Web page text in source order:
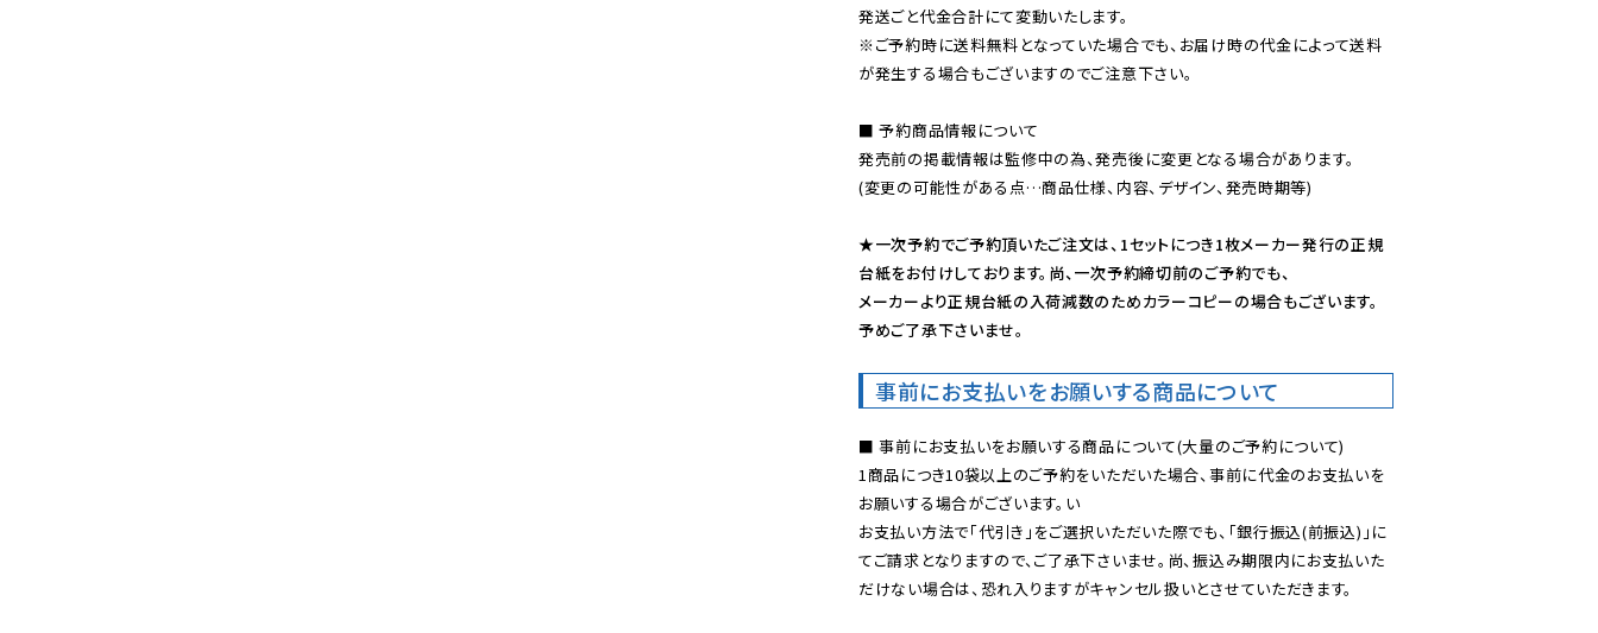
※ご予約時に送料無料となっていた場合でも、お届け時の代金によって送料
が発生する場合もございますのでご注意下さい。
■ 予約商品情報について
発売前の掲載情報は監修中の為、発売後に変更となる場合があります。
(変更の可能性がある点…商品仕様、内容、デザイン、発売時期等)
★一次予約でご予約頂いたご注文は、1セットにつき1枚メーカー発行の正規
台紙をお付けしております。尚、一次予約締切前のご予約でも、
メーカーより正規台紙の入荷減数のためカラーコピーの場合もございます。
予めご了承下さいませ。
事前にお支払いをお願いする商品について
■ 事前にお支払いをお願いする商品について(大量のご予約について)
1商品につき10袋以上のご予約をいただいた場合、事前に代金のお支払いを
お願いする場合がございます。い
お支払い方法で「代引き」をご選択いただいた際でも、「銀行振込(前振込)」に
てご請求となりますので、ご了承下さいませ。尚、振込み期限内にお支払いた
だけない場合は、恐れ入りますがキャンセル扱いとさせていただきます。